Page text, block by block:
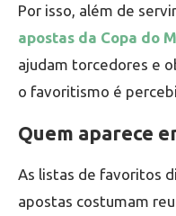
Por isso, além de
apostas da Copa do
ajudam torcedores e
o favoritismo é
Quem aparece
As listas de favoritos
apostas costumam